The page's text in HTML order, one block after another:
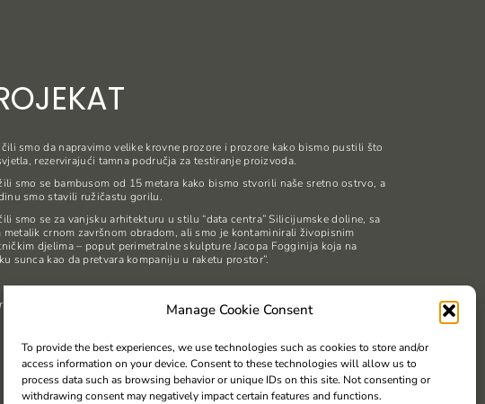
Manage Cookie Consent
To provide the best experiences, we use technologies such as cookies to store and/or
access information on your device. Consent to these technologies will allow us to
process data such as browsing behavior or unique IDs on this site. Not consenting or
withdrawing consent may negatively impact certain features and functions.
smo da napravimo velike krovne prozore i prozore kako bismo pustili što
rezervirajući tamna područja za testiranje proizvoda.
smo se bambusom od 15 metara kako bismo stvorili naše sretno ostrvo, a
smo stavili ružičastu gorilu.
smo se za vanjsku arhitekturu u stilu “data centra” Silicijumske doline, sa
metalik crnom završnom obradom, ali smo je kontaminirali živopisnim
djelima – poput perimetralne skulpture Jacopa Fogginija koja na
sunca kao da pretvara kompaniju u raketu prostor”.
Ziliani